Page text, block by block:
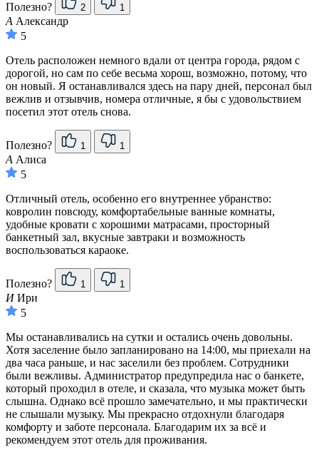
Полезно? 2 1
А Александр
5
Отель расположен немного вдали от центра города, рядом с
дорогой, но сам по себе весьма хорош, возможно, потому, что
он новый. Я останавливался здесь на пару дней, персонал был
вежлив и отзывчив, номера отличные, я бы с удовольствием
посетил этот отель снова.
Полезно? 1 1
А Алиса
5
Отличный отель, особенно его внутреннее убранство:
ковролин повсюду, комфортабельные ванные комнаты,
удобные кровати с хорошими матрасами, просторный
банкетный зал, вкусные завтраки и возможность
воспользоваться караоке.
Полезно? 1 1
ИИри
5
Мы останавливались на сутки и остались очень довольны.
Хотя заселение было запланировано на 14:00, мы приехали на
два часа раньше, и нас заселили без проблем. Сотрудники
были вежливы. Администратор предупредила нас о банкете,
который проходил в отеле, и сказала, что музыка может быть
слышна. Однако всё прошло замечательно, и мы практически
не слышали музыку. Мы прекрасно отдохнули благодаря
комфорту и заботе персонала. Благодарим их за всё и
рекомендуем этот отель для проживания.